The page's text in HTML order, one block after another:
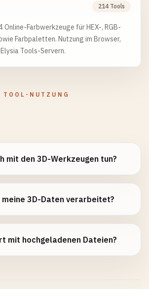
214 Tools
Online-Farbwerkzeuge für HEX-, RGB-
Farbpaletten. Nutzung im Browser,
Tools-Servern.
TOOL-NUTZUNG
mit den 3D-Werkzeugen tun?
meine 3D-Daten verarbeitet?
mit hochgeladenen Dateien?